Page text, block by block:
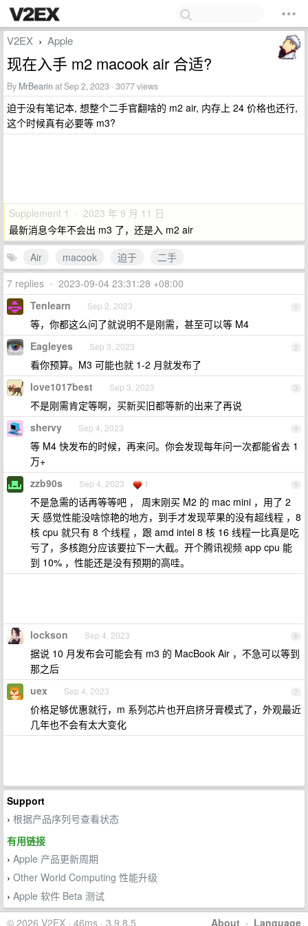
V2EX › Apple
现在入手 m2 macook air 合适?
By MrBearin at Sep 2, 2023 · 3077 views
迫于没有笔记本, 想整个二手官翻啥的 m2 air, 内存上 24 价格也还行,
这个时候真有必要等 m3?
Supplement 1 · 2023 年 9 月 11 日
最新消息今年不会出 m3 了，还是入 m2 air
Air
macook 迫于
二手
7 replies • 2023-09-04 23:31:28 +08:00
1
Tenlearn Sep 2, 2023
等，你都这么问了就说明不是刚需，甚至可以等 M4
2
Eagleyes Sep 3, 2023
看你预算。M3 可能也就 1-2 月就发布了
3
love1017best Sep 3, 2023
不是刚需肯定等啊，买新买旧都等新的出来了再说
4
shervy Sep 4, 2023
等 M4 快发布的时候，再来问。你会发现每年问一次都能省去 1
万+
5
zzb90s Sep 4, 2023 1
不是急需的话再等等吧 ， 周末刚买 M2 的 mac mini ，用了 2
天 感觉性能没啥惊艳的地方，到手才发现苹果的没有超线程 ，8
核 cpu 就只有 8 个线程 ，跟 amd intel 8 核 16 线程一比真是吃
亏了，多核跑分应该要拉下一大截。开个腾讯视频 app cpu 能
到 10% ，性能还是没有预期的高哇。
6
lockson Sep 4, 2023
据说 10 月发布会可能会有 m3 的 MacBook Air ，不急可以等到
那之后
7
uex Sep 4, 2023
价格足够优惠就行，m 系列芯片也开启挤牙膏模式了，外观最近
几年也不会有太大变化
Support
› 根据产品序列号查看状态
有用链接
› Apple 产品更新周期
› Other World Computing 性能升级
› Apple 软件 Beta 测试
About · Language
© 2026 V2EX · 46ms · 3.9.8.5